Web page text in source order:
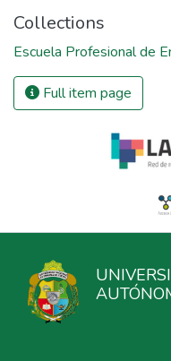
Collections
Escuela Profesional de
Full item page